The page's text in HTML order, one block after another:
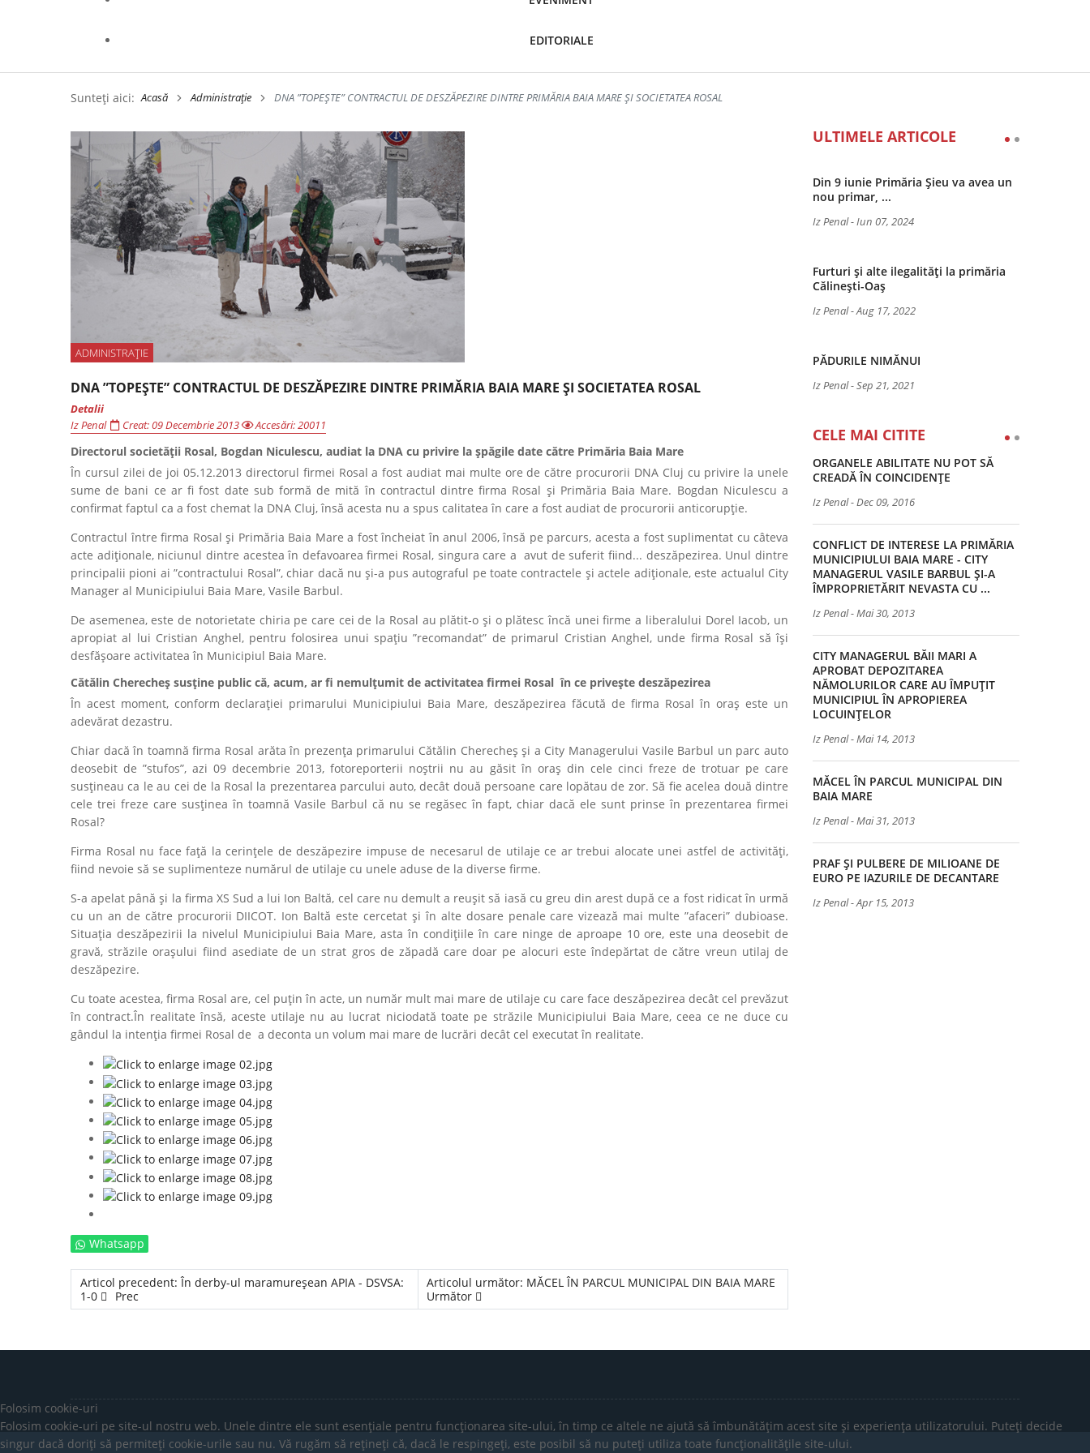
EDITORIALE
Sunteți aici:Acasă Administrație DNA ”TOPEȘTE” CONTRACTUL DE DESZĂPEZIRE DINTRE PRIMĂRIA BAIA MARE ȘI SOCIETATEA ROSAL
ADMINISTRAȚIE
DNA ”TOPEȘTE” CONTRACTUL DE DESZĂPEZIRE DINTRE PRIMĂRIA BAIA MARE ȘI SOCIETATEA ROSAL
Detalii
Iz Penal
Creat: 09 Decembrie 2013 Accesări: 20011
Directorul societății Rosal, Bogdan Niculescu, audiat la DNA cu privire la șpăgile date către Primăria Baia Mare
În cursul zilei de joi 05.12.2013 directorul firmei Rosal a fost audiat mai multe ore de către procurorii DNA Cluj cu privire la unele
sume de bani ce ar fi fost date sub formă de mită în contractul dintre firma Rosal și Primăria Baia Mare. Bogdan Niculescu a
confirmat faptul ca a fost chemat la DNA Cluj, însă acesta nu a spus calitatea în care a fost audiat de procurorii anticorupție.
Contractul între firma Rosal și Primăria Baia Mare a fost încheiat în anul 2006, însă pe parcurs, acesta a fost suplimentat cu câteva
acte adiționale, niciunul dintre acestea în defavoarea firmei Rosal, singura care a avut de suferit fiind... deszăpezirea. Unul dintre
principalii pioni ai ”contractului Rosal”, chiar dacă nu și-a pus autograful pe toate contractele și actele adiționale, este actualul City
Manager al Municipiului Baia Mare, Vasile Barbul.
De asemenea, este de notorietate chiria pe care cei de la Rosal au plătit-o și o plătesc încă unei firme a liberalului Dorel Iacob, un
apropiat al lui Cristian Anghel, pentru folosirea unui spațiu ”recomandat” de primarul Cristian Anghel, unde firma Rosal să își
desfășoare activitatea în Municipiul Baia Mare.
Cătălin Cherecheș susține public că, acum, ar fi nemulțumit de activitatea firmei Rosal în ce privește deszăpezirea
În acest moment, conform declarației primarului Municipiului Baia Mare, deszăpezirea făcută de firma Rosal în oraș este un
adevărat dezastru.
Chiar dacă în toamnă firma Rosal arăta în prezența primarului Cătălin Cherecheș și a City Managerului Vasile Barbul un parc auto
deosebit de ”stufos”, azi 09 decembrie 2013, fotoreporterii noștrii nu au găsit în oraș din cele cinci freze de trotuar pe care
susțineau ca le au cei de la Rosal la prezentarea parcului auto, decât două persoane care lopătau de zor. Să fie acelea două dintre
cele trei freze care susținea în toamnă Vasile Barbul că nu se regăsec în fapt, chiar dacă ele sunt prinse în prezentarea firmei
Rosal?
Firma Rosal nu face față la cerințele de deszăpezire impuse de necesarul de utilaje ce ar trebui alocate unei astfel de activități,
fiind nevoie să se suplimenteze numărul de utilaje cu unele aduse de la diverse firme.
S-a apelat până și la firma XS Sud a lui Ion Baltă, cel care nu demult a reușit să iasă cu greu din arest după ce a fost ridicat în urmă
cu un an de către procurorii DIICOT. Ion Baltă este cercetat și în alte dosare penale care vizează mai multe ”afaceri” dubioase.
Situația deszăpezirii la nivelul Municipiului Baia Mare, asta în condițiile în care ninge de aproape 10 ore, este una deosebit de
gravă, străzile orașului fiind asediate de un strat gros de zăpadă care doar pe alocuri este îndepărtat de către vreun utilaj de
deszăpezire.
Cu toate acestea, firma Rosal are, cel puțin în acte, un număr mult mai mare de utilaje cu care face deszăpezirea decât cel prevăzut
în contract.În realitate însă, aceste utilaje nu au lucrat niciodată toate pe străzile Municipiului Baia Mare, ceea ce ne duce cu
gândul la intenția firmei Rosal de a deconta un volum mai mare de lucrări decât cel executat în realitate.
Whatsapp
Articol precedent: În derby-ul maramureșean APIA - DSVSA:
1-0
Prec
Articolul următor: MĂCEL ÎN PARCUL MUNICIPAL DIN BAIA MARE
Următor
ULTIMELE ARTICOLE
Din 9 iunie Primăria Șieu va avea un
nou primar, ...
Iz Penal-Iun 07, 2024
Furturi și alte ilegalități la primăria
Călinești-Oaș
Iz Penal-Aug 17, 2022
PĂDURILE NIMĂNUI
Iz Penal-Sep 21, 2021
CELE MAI CITITE
ORGANELE ABILITATE NU POT SĂ
CREADĂ ÎN COINCIDENȚE
Iz Penal-Dec 09, 2016
CONFLICT DE INTERESE LA PRIMĂRIA
MUNICIPIULUI BAIA MARE - CITY
MANAGERUL VASILE BARBUL ȘI-A
ÎMPROPRIETĂRIT NEVASTA CU ...
Iz Penal-Mai 30, 2013
CITY MANAGERUL BĂII MARI A
APROBAT DEPOZITAREA
NĂMOLURILOR CARE AU ÎMPUȚIT
MUNICIPIUL ÎN APROPIEREA
LOCUINȚELOR
Iz Penal-Mai 14, 2013
MĂCEL ÎN PARCUL MUNICIPAL DIN
BAIA MARE
Iz Penal-Mai 31, 2013
PRAF ȘI PULBERE DE MILIOANE DE
EURO PE IAZURILE DE DECANTARE
Iz Penal-Apr 15, 2013
Folosim cookie-uri
Folosim cookie-uri pe site-ul nostru web. Unele dintre ele sunt esențiale pentru funcționarea site-ului, în timp ce altele ne ajută să îmbunătățim acest site și experiența utilizatorului. Puteți decide
singur dacă doriți să permiteți cookie-urile sau nu. Vă rugăm să rețineți că, dacă le respingeți, este posibil să nu puteți utiliza toate funcționalitățile site-ului.